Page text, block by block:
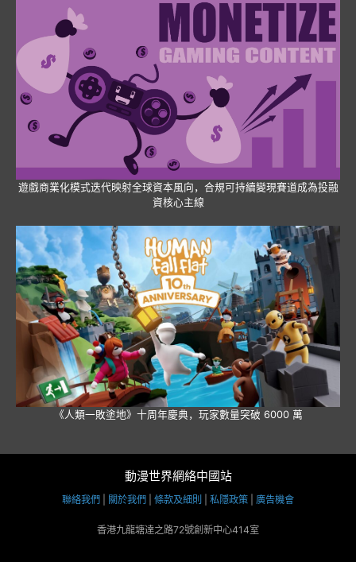
遊戲商業化模式迭代映射全球資本風向，合規可持續變現賽道成為投融
資核心主線
《人類一敗塗地》十周年慶典，玩家數量突破 6000 萬
動漫世界網絡中國站
聯絡我們 關於我們 條款及細則 私隱政策 廣告機會
香港九龍塘達之路72號創新中心414室